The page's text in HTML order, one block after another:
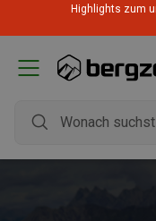
Highlights zum